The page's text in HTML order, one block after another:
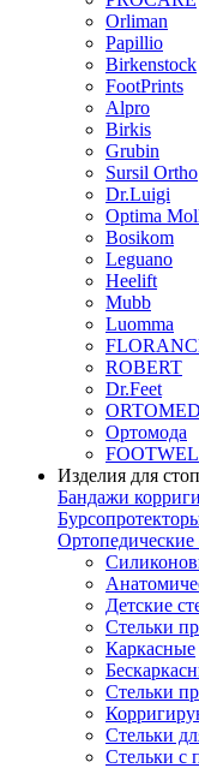
Orliman
Papillio
Birkenstock
FootPrints
Alpro
Birkis
Grubin
Sursil Ortho
Dr.Luigi
Optima
Bosikom
Leguano
Heelift
Mubb
Luomma
ROBERT
Dr.Feet
ORTOMED
Ортомода
Изделия для
Бандажи
Ортопедические
Детские
Стельки
Каркасные
Стельки
Стельки
Стельки с